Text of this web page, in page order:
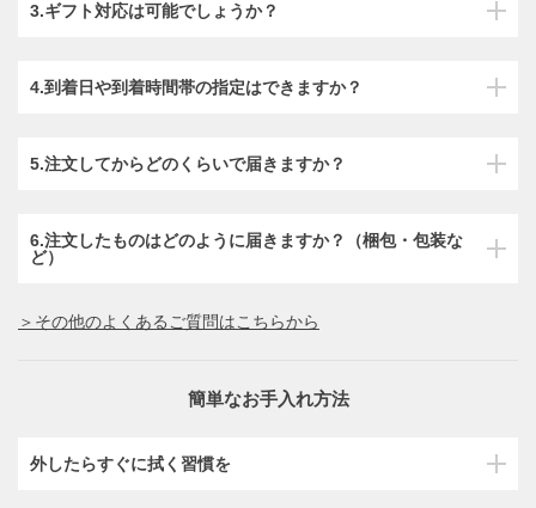
3.ギフト対応は可能でしょうか？
4.到着日や到着時間帯の指定はできますか？
5.注文してからどのくらいで届きますか？
6.注文したものはどのように届きますか？（梱包・包装な
ど）
＞その他のよくあるご質問はこちらから
簡単なお手入れ方法
外したらすぐに拭く習慣を